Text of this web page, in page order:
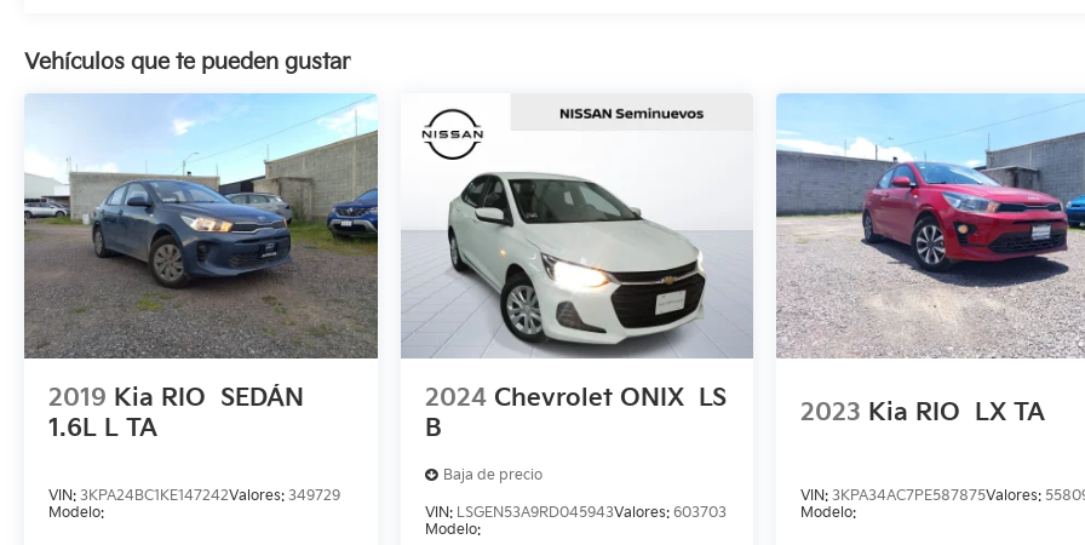
Vehículos que te pueden gustar
2019 Kia RIO SEDÁN
1.6L L TA
VIN: 3KPA24BC1KE147242Valores: 349729
Modelo:
2024 Chevrolet ONIX
LS
B
Baja de precio
VIN: LSGEN53A9RD045943Valores: 603703
Modelo:
2023 Kia RIO LX TA
VIN:3KPA34AC7PE587875Valores:
Modelo: